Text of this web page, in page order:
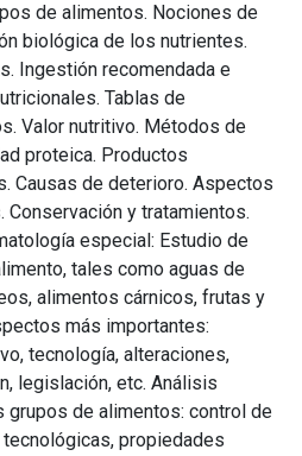
de alimentos. Nociones de
biológica de los nutrientes.
Ingestión recomendada e
Tablas de
Valor nutritivo. Métodos de
proteica. Productos
Causas de deterioro. Aspectos
y tratamientos.
especial: Estudio de
tales como aguas de
alimentos cárnicos, frutas y
más importantes:
tecnología, alteraciones,
legislación, etc. Análisis
de alimentos: control de
propiedades